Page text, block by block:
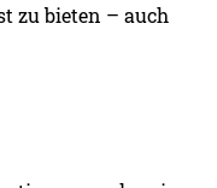
zu bieten – auch